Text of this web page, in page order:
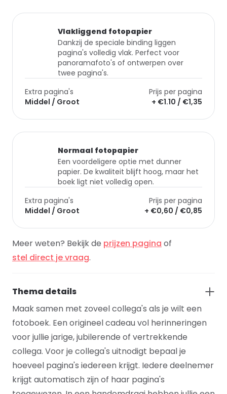
Vlakliggend fotopapier
Dankzij de speciale binding liggen
pagina's volledig vlak. Perfect voor
panoramafoto's of ontwerpen over
twee pagina's.
Extra pagina's
Prijs per pagina
Middel / Groot
+ €1.10 / €1,35
Normaal fotopapier
Een voordeligere optie met dunner
papier. De kwaliteit blijft hoog, maar het
boek ligt niet volledig open.
Extra pagina's
Prijs per pagina
Middel / Groot
+ €0,60 / €0,85
Meer weten? Bekijk de prijzen pagina of
stel direct je vraag.
Thema details
Maak samen met zoveel collega's als je wilt een
fotoboek. Een origineel cadeau vol herinneringen
voor jullie jarige, jubilerende of vertrekkende
collega. Voor je collega's uitnodigt bepaal je
hoeveel pagina's iedereen krijgt. Iedere deelnemer
krijgt automatisch zijn of haar pagina's